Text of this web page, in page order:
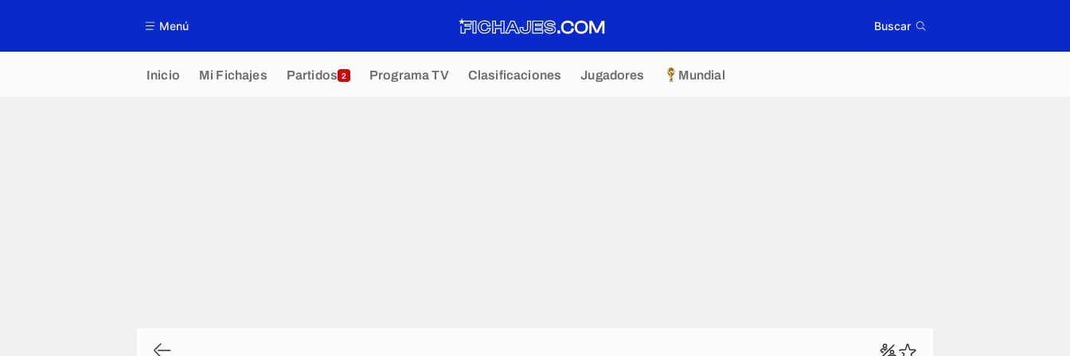
Menú Buscar
Inicio Mi Fichajes Partidos 2 Programa TV Clasificaciones Jugadores Mundial